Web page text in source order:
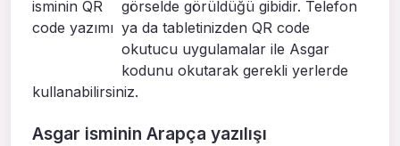
görselde görüldüğü gibidir. Telefon
ya da tabletinizden QR code
okutucu uygulamalar ile Asgar
kodunu okutarak gerekli yerlerde
kullanabilirsiniz.
Asgar isminin Arapça yazılışı